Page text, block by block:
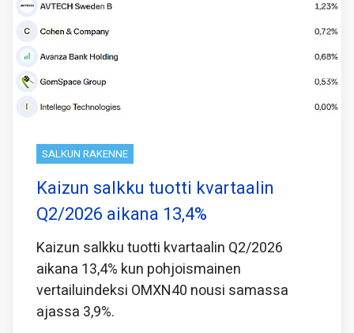
SALKUN RAKENNE
Kaizun salkku tuotti kvartaalin
Q2/2026 aikana 13,4%
Kaizun salkku tuotti kvartaalin Q2/2026
aikana 13,4% kun pohjoismainen
vertailuindeksi OMXN40 nousi samassa
ajassa 3,9%.